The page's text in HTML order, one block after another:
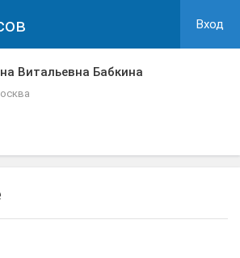
Вход
Витальевна Бабкина